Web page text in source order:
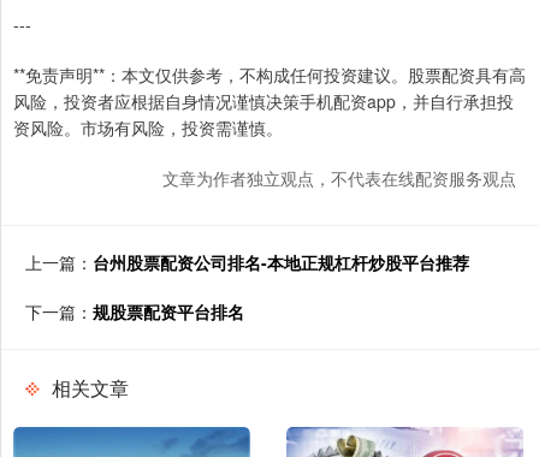
---
**免责声明**：本文仅供参考，不构成任何投资建议。股票配资具有高
风险，投资者应根据自身情况谨慎决策手机配资app，并自行承担投
资风险。市场有风险，投资需谨慎。
文章为作者独立观点，不代表在线配资服务观点
上一篇： 台州股票配资公司排名-本地正规杠杆炒股平台推荐
下一篇： 规股票配资平台排名
相关文章